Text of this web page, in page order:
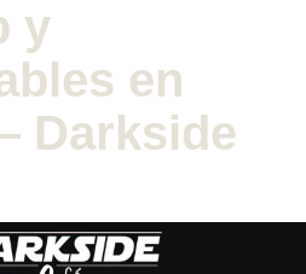
y
en
Darkside